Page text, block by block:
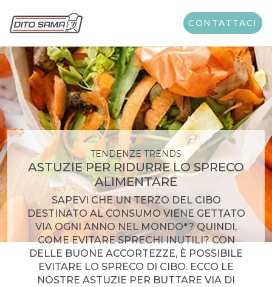
CONTATTACI
TENDENZE TRENDS
ASTUZIE PER RIDURRE LO SPRECO
ALIMENTARE
SAPEVI CHE UN TERZO DEL CIBO
DESTINATO AL CONSUMO VIENE GETTATO
VIA OGNI ANNO NEL MONDO*? QUINDI,
COME EVITARE SPRECHI INUTILI? CON
DELLE BUONE ACCORTEZZE, È POSSIBILE
EVITARE LO SPRECO DI CIBO. ECCO LE
NOSTRE ASTUZIE PER BUTTARE VIA DI